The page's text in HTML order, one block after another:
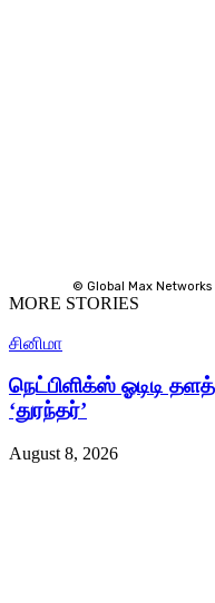
© Global Max
MORE STORIES
சினிமா
நெட்பிளிக்ஸ் ஓடிடி
‘துரந்தர்’
August 8, 2026